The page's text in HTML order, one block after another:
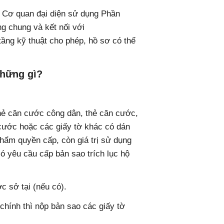
quan đại diện sử dụng Phần
chung và kết nối với
kỹ thuật cho phép, hồ sơ có thể
gì?
căn cước công dân, thẻ căn cước,
hoặc các giấy tờ khác có dán
quyền cấp, còn giá trị sử dụng
yêu cầu cấp bản sao trích lục hộ
sở tại (nếu có).
thì nộp bản sao các giấy tờ